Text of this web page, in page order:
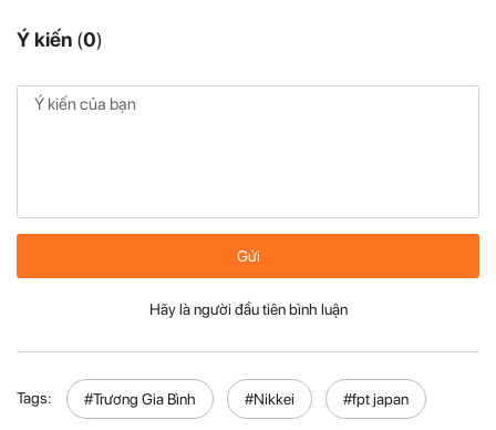
Ý kiến (0)
Gửi
Hãy là người đầu tiên bình luận
Tags: #Trương Gia Bình #Nikkei #fpt japan